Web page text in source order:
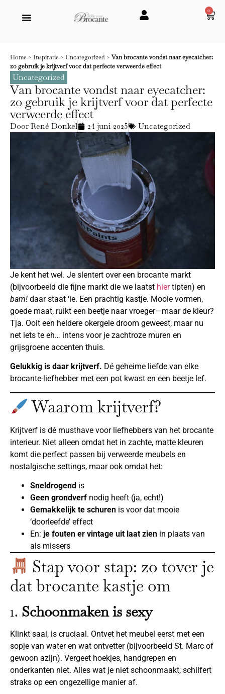
0
Home > Inspiratie > Uncategorized >Van brocante vondst naar eyecatcher:
zo gebruik je krijtverf voor dat perfecte verweerde effect
Uncategorized
Van brocante vondst naar eyecatcher:
zo gebruik je krijtverf voor dat perfecte
verweerde effect
DoorRené Donkel 24 juni 2025 Uncategorized
Je kent het wel. Je slentert over een brocante markt
(bijvoorbeeld die fijne markt die we laatst hiertipten) en
bam! daar staat ‘ie. Een prachtig kastje. Mooie vormen,
goede maat, ruikt een beetje naar vroeger—maar de kleur?
Tja. Ooit een heldere okergele droom geweest, maar nu
net iets te eh… intens voor je zachtroze muren en
grijsgroene accenten thuis.
Gelukkig is daar krijtverf. Dé geheime liefde van elke
brocante-liefhebber met een pot kwast en een beetje lef.
Waarom krijtverf?
Krijtverf is dé musthave voor liefhebbers van het brocante
interieur. Niet alleen omdat het in zachte, matte kleuren
komt die perfect passen bij verweerde meubels en
nostalgische settings, maar ook omdat het:
Sneldrogend is
Geen grondverf nodig heeft (ja, echt!)
Gemakkelijk te schuren is voor dat mooie
‘doorleefde’ effect
En: je fouten er vintage uit laat zien in plaats van
als missers
Stap voor stap: zo tover je
dat brocante kastje om
1. Schoonmaken is sexy
Klinkt saai, is cruciaal. Ontvet het meubel eerst met een
sopje van water en wat ontvetter (bijvoorbeeld St. Marc of
gewoon azijn). Vergeet hoekjes, handgrepen en
onderkanten niet. Alles wat je niet schoonmaakt, schilfert
straks op een ongezellige manier af.